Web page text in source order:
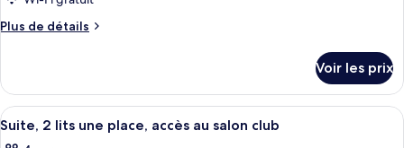
lit
type
Chambre
Premium,
2
Plus de détails
Plus
le
type
de
Voir les prix
Afficher
toutes
Une chambre d’hôtel avec deux lits,
9
Suite, 2 lits une place, accès au salon club